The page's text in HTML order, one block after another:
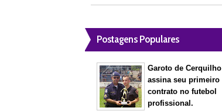
Postagens Populares
Garoto de Cerquilho
assina seu primeiro
contrato no futebol
profissional.